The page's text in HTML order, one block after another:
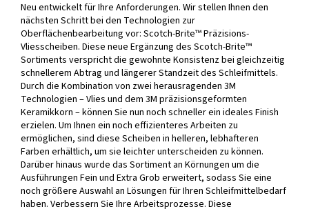
Neu entwickelt für Ihre Anforderungen. Wir stellen Ihnen den
nächsten Schritt bei den Technologien zur
Oberflächenbearbeitung vor: Scotch-Brite™ Präzisions-
Vliesscheiben. Diese neue Ergänzung des Scotch-Brite™
Sortiments verspricht die gewohnte Konsistenz bei gleichzeitig
schnellerem Abtrag und längerer Standzeit des Schleifmittels.
Durch die Kombination von zwei herausragenden 3M
Technologien – Vlies und dem 3M präzisionsgeformten
Keramikkorn – können Sie nun noch schneller ein ideales Finish
erzielen. Um Ihnen ein noch effizienteres Arbeiten zu
ermöglichen, sind diese Scheiben in helleren, lebhafteren
Farben erhältlich, um sie leichter unterscheiden zu können.
Darüber hinaus wurde das Sortiment an Körnungen um die
Ausführungen Fein und Extra Grob erweitert, sodass Sie eine
noch größere Auswahl an Lösungen für Ihren Schleifmittelbedarf
haben. Verbessern Sie Ihre Arbeitsprozesse. Diese